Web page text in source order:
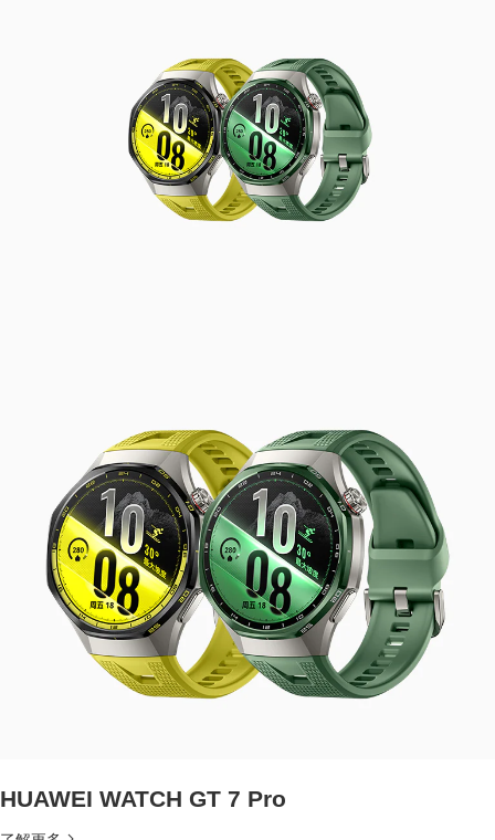
HUAWEI WATCH GT 7 Pro